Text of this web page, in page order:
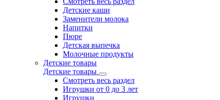
Детские каши
Заменители молока
Напитки
Пюре
Детская выпечка
Молочные продукты
Детские товары
Детские товары
Смотреть весь раздел
Игрушки от 0 до 3 лет
Игрушки